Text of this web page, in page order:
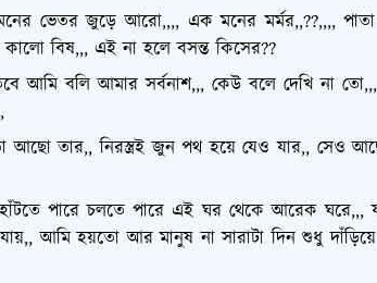
ভেতর জুড়ে আরো,,,, এক মনের মর্মর,,??,,,,
বিষ,,, এই না হলে বসন্ত কিসের??
আমি বলি আমার সর্বনাশ,,, কেউ বলে দেখি না
আছো তার,, নিরস্ত্রই জুন পথ হয়ে যেও যার,, সেও
পারে চলতে পারে এই ঘর থেকে আরেক ঘরে,,,
আমি হয়তো আর মানুষ না সারাটা দিন শুধু